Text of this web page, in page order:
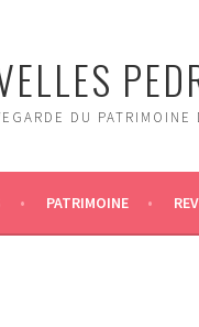
DU
PATRIMOINE